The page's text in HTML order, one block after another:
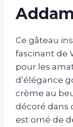
Ce gâteau
fascinant de
pour les
d’élégance
crème au
décoré dans
est orné de